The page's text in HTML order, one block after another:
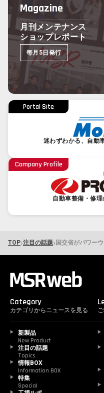
Magazine
月刊メンテナンス
ショップレポート
毎月5日発行
Portal Site
迷わずわかる、自動
Company Profile
自動車整備・修理
TOP›注目の話題›
Category
カテゴリからニュースを見る
新製品
New Product
注目の話題
Topics
情報BOX
Information BOX
特集
Special